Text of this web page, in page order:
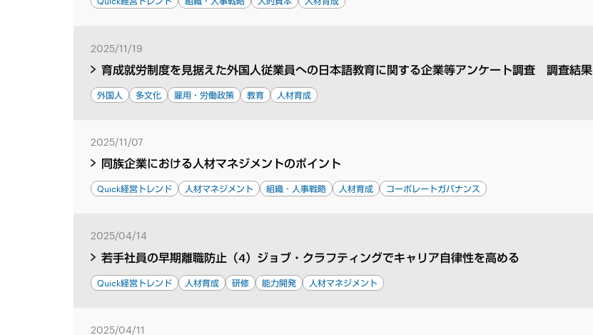
2025/11/19
育成就労制度を見据えた外国人従業員への日本語教育に関する企業等アンケート調査 調査結果
外国人 多文化 雇用・労働政策 教育 人材育成
2025/11/07
同族企業における人材マネジメントのポイント
Quick経営トレンド 人材マネジメント 組織・人事戦略 人材育成 コーポレートガバナンス
2025/04/14
若手社員の早期離職防止（4）ジョブ・クラフティングでキャリア自律性を高める
Quick経営トレンド 人材育成 研修 能力開発 人材マネジメント
2025/04/11